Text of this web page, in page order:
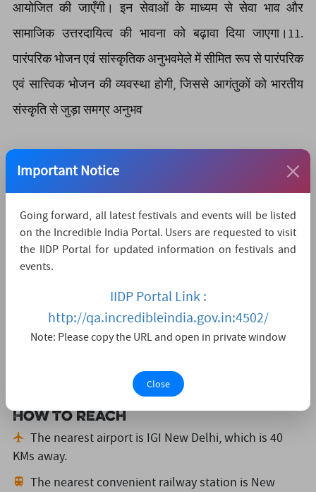
आयोजित की जाएँगी। इन सेवाओं के माध्यम से सेवा भाव और
सामाजिक उत्तरदायित्व की भावना को बढ़ावा दिया जाएगा।11.
पारंपरिक भोजन एवं सांस्कृतिक अनुभवमेले में सीमित रूप से पारंपरिक
एवं सात्त्विक भोजन की व्यवस्था होगी, जिससे आगंतुकों को भारतीय
संस्कृति से जुड़ा समग्र अनुभव
Social Media
Organized By
Sri Vishwakarma International Foundation Trust
Samridhi Vishwakarma
B-194,M.B. Road, Pul Prahlad Pur, New Delhi-
110044
How to reach
The nearest airport is IGI New Delhi,which is 40
KMs away.
The nearest convenient railway station is New
Important Notice
Going forward, all latest festivals and events will be listed
on the Incredible India Portal. Users are requested to visit
the IIDP Portal for updated information on festivals and
events.
IIDP Portal Link :
http://qa.incredibleindia.gov.in:4502/
Note: Please copy the URL and open in private window
Close